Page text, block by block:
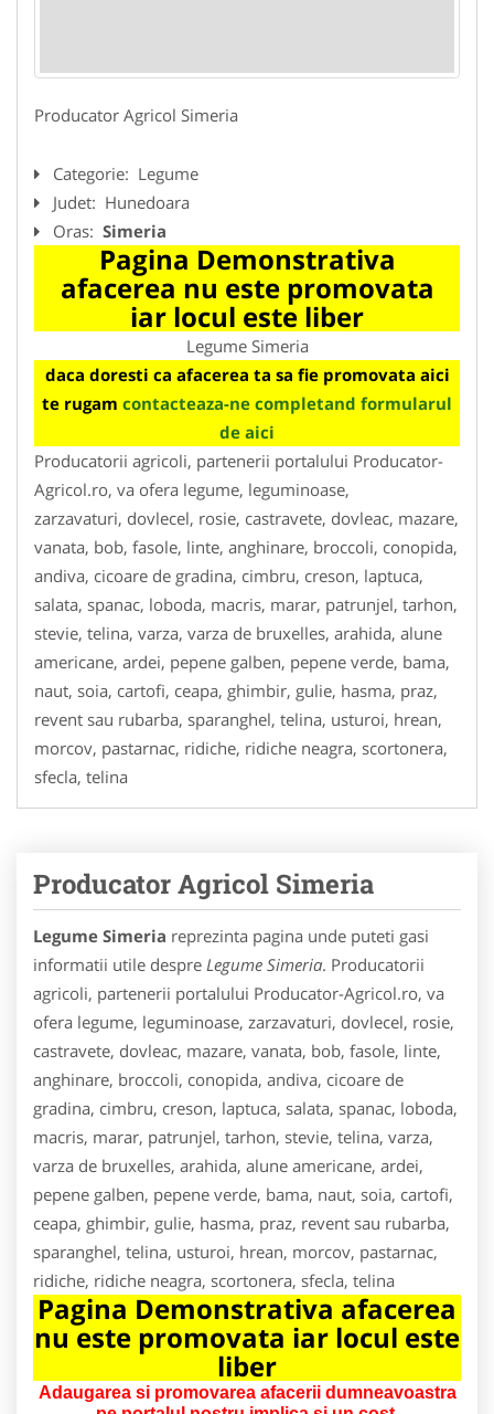
Producator Agricol Simeria
Categorie: Legume
Judet: Hunedoara
Oras: Simeria
Pagina Demonstrativa
afacerea nu este promovata
iar locul este liber
Legume Simeria
daca doresti ca afacerea ta sa fie promovata aici
te rugam contacteaza-ne completand formularul
de aici
Producatorii agricoli, partenerii portalului Producator-
Agricol.ro, va ofera legume, leguminoase,
zarzavaturi, dovlecel, rosie, castravete, dovleac, mazare,
vanata, bob, fasole, linte, anghinare, broccoli, conopida,
andiva, cicoare de gradina, cimbru, creson, laptuca,
salata, spanac, loboda, macris, marar, patrunjel, tarhon,
stevie, telina, varza, varza de bruxelles, arahida, alune
americane, ardei, pepene galben, pepene verde, bama,
naut, soia, cartofi, ceapa, ghimbir, gulie, hasma, praz,
revent sau rubarba, sparanghel, telina, usturoi, hrean,
morcov, pastarnac, ridiche, ridiche neagra, scortonera,
sfecla, telina
Producator Agricol Simeria
Legume Simeria reprezinta pagina unde puteti gasi
informatii utile despre Legume Simeria. Producatorii
agricoli, partenerii portalului Producator-Agricol.ro, va
ofera legume, leguminoase, zarzavaturi, dovlecel, rosie,
castravete, dovleac, mazare, vanata, bob, fasole, linte,
anghinare, broccoli, conopida, andiva, cicoare de
gradina, cimbru, creson, laptuca, salata, spanac, loboda,
macris, marar, patrunjel, tarhon, stevie, telina, varza,
varza de bruxelles, arahida, alune americane, ardei,
pepene galben, pepene verde, bama, naut, soia, cartofi,
ceapa, ghimbir, gulie, hasma, praz, revent sau rubarba,
sparanghel, telina, usturoi, hrean, morcov, pastarnac,
ridiche, ridiche neagra, scortonera, sfecla, telina
Pagina Demonstrativa afacerea
nu este promovata iar locul este
liber
Adaugarea si promovarea afacerii dumneavoastra